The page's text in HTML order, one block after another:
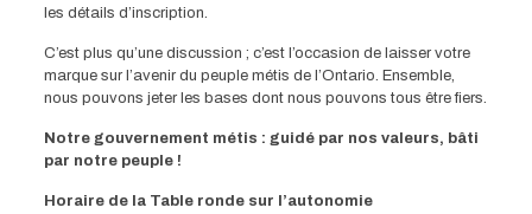
les détails d’inscription.
C’est plus qu’une discussion ; c’est l’occasion de laisser votre
marque sur l’avenir du peuple métis de l’Ontario. Ensemble,
nous pouvons jeter les bases dont nous pouvons tous être fiers.
Notre gouvernement métis : guidé par nos valeurs, bâti
par notre peuple !
Horaire de la Table ronde sur l’autonomie